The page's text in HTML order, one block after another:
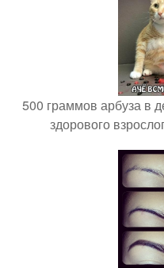
500 граммов арбуза в
здорового